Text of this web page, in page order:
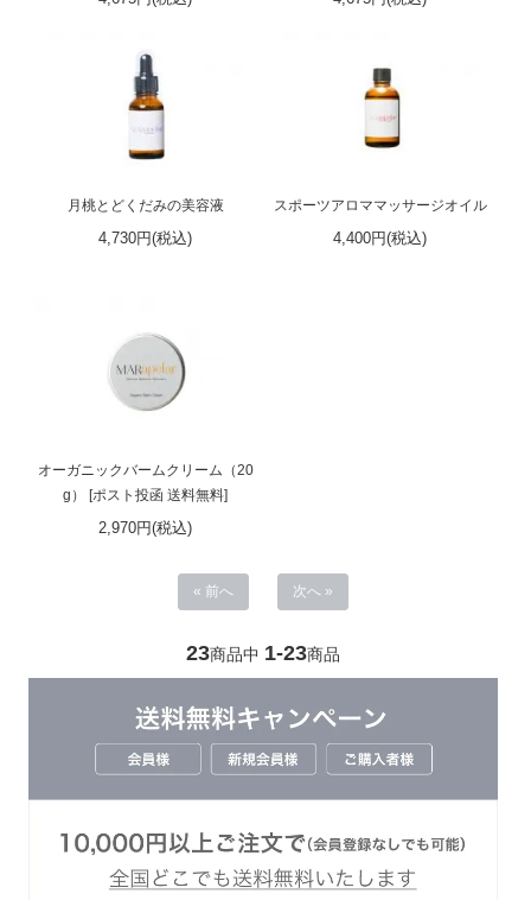
月桃とどくだみの美容液
4,730円(税込)
スポーツアロママッサージオイル
4,400円(税込)
オーガニックバームクリーム（20
g） [ポスト投函 送料無料]
2,970円(税込)
« 前へ 次へ »
23商品中 1-23商品